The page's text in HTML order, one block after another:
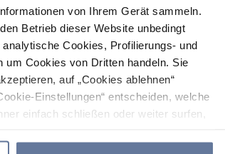
von Ihrem Gerät sammeln.
Betrieb dieser Website unbedingt
Cookies, Profilierungs- und
Cookies von Dritten handeln. Sie
auf „Cookies ablehnen“
Einstellungen“ entscheiden, welche
einfach schließen oder weiter surfen,